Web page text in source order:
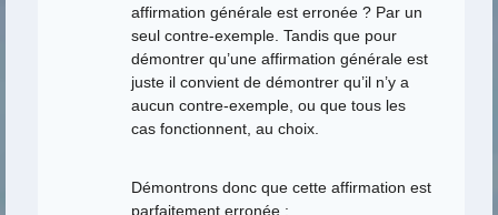
affirmation générale est erronée ? Par un
seul contre-exemple. Tandis que pour
démontrer qu’une affirmation générale est
juste il convient de démontrer qu’il n’y a
aucun contre-exemple, ou que tous les
cas fonctionnent, au choix.
Démontrons donc que cette affirmation est
parfaitement erronée :